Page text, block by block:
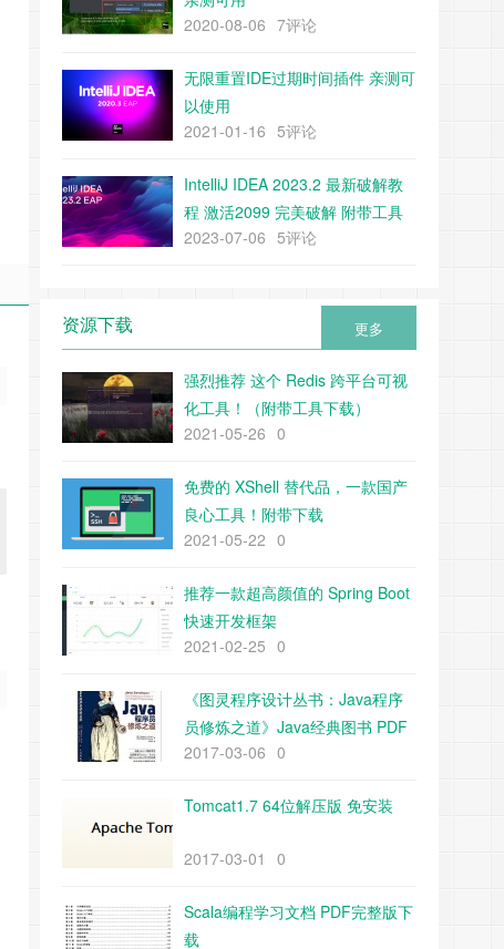
2020-08-06 7评论
无限重置IDE过期时间插件 亲测可
以使用
2021-01-16 5评论
IntelliJ IDEA 2023.2 最新破解教
程 激活2099 完美破解 附带工具
下载
2023-07-06 5评论
更多
资源下载
强烈推荐 这个 Redis 跨平台可视
化工具！（附带工具下载）
2021-05-26 0
免费的 XShell 替代品，一款国产
良心工具！附带下载
2021-05-22 0
推荐一款超高颜值的 Spring Boot
快速开发框架
2021-02-25 0
《图灵程序设计丛书：Java程序
员修炼之道》Java经典图书 PDF
下载
2017-03-06 0
Tomcat1.7 64位解压版 免安装
2017-03-01 0
Scala编程学习文档 PDF完整版下
载